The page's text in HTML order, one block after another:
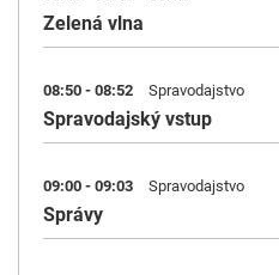
Zelená vlna
08:50 - 08:52 Spravodajstvo
Spravodajský vstup
09:00 - 09:03 Spravodajstvo
Správy